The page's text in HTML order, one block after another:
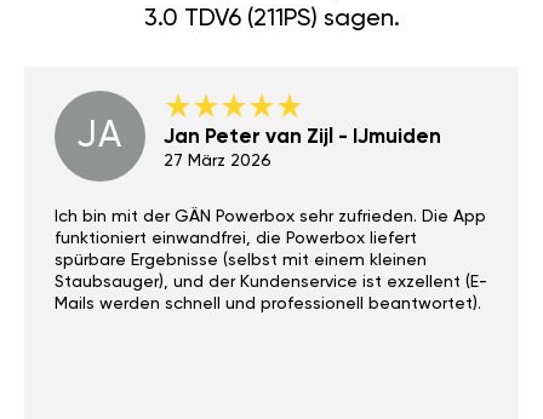
3.0 TDV6 (211PS) sagen.
JA Jan Peter van Zijl - IJmuiden
27 März 2026
Ich bin mit der GÄN Powerbox sehr zufrieden. Die App
funktioniert einwandfrei, die Powerbox liefert
spürbare Ergebnisse (selbst mit einem kleinen
Staubsauger), und der Kundenservice ist exzellent (E-
Mails werden schnell und professionell beantwortet).